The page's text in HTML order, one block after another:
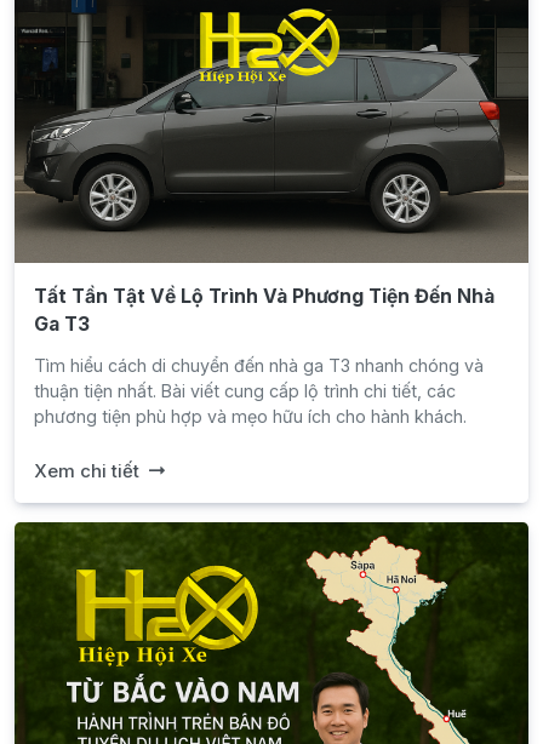
Tất Tần Tật Về Lộ Trình Và Phương Tiện Đến Nhà
Ga T3
Tìm hiểu cách di chuyển đến nhà ga T3 nhanh chóng và
thuận tiện nhất. Bài viết cung cấp lộ trình chi tiết, các
phương tiện phù hợp và mẹo hữu ích cho hành khách.
Xem chi tiết